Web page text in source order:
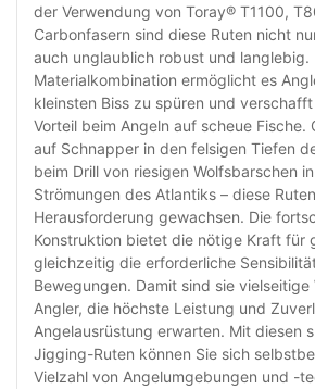
der Verwendung von Toray® T1100,
Carbonfasern sind diese Ruten nicht
auch unglaublich robust und langlebig.
Materialkombination ermöglicht es
kleinsten Biss zu spüren und verschafft
Vorteil beim Angeln auf scheue Fische.
auf Schnapper in den felsigen Tiefen
beim Drill von riesigen Wolfsbarschen
Strömungen des Atlantiks – diese
Herausforderung gewachsen. Die
Konstruktion bietet die nötige Kraft für
gleichzeitig die erforderliche
Bewegungen. Damit sind sie
Angler, die höchste Leistung und
Angelausrüstung erwarten. Mit diesen
Jigging-Ruten können Sie sich
Vielzahl von Angelumgebungen und -